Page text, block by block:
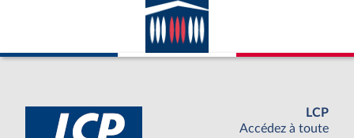
LCP
Accédez à toute